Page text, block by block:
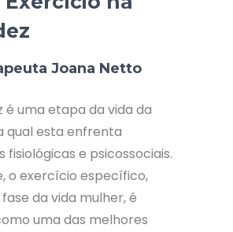
Joana Netto
é uma etapa da vida da
qual esta enfrenta
fisiológicas e psicossociais.
o exercício específico,
da vida mulher, é
uma das melhores